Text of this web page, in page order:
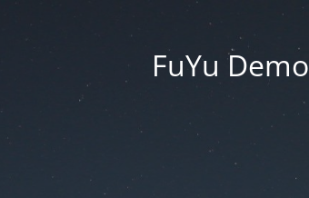
FuYu Demo